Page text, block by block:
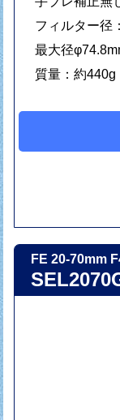
フィルター径
最大径
質量：約440g
FE 20-70mm